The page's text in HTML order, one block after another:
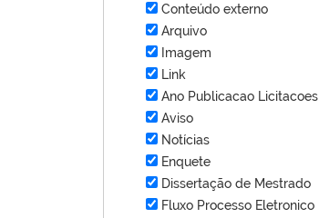
Conteúdo externo
Arquivo
Imagem
Link
Ano Publicacao Licitacoes
Aviso
Notícias
Enquete
Dissertação de Mestrado
Fluxo Processo Eletronico